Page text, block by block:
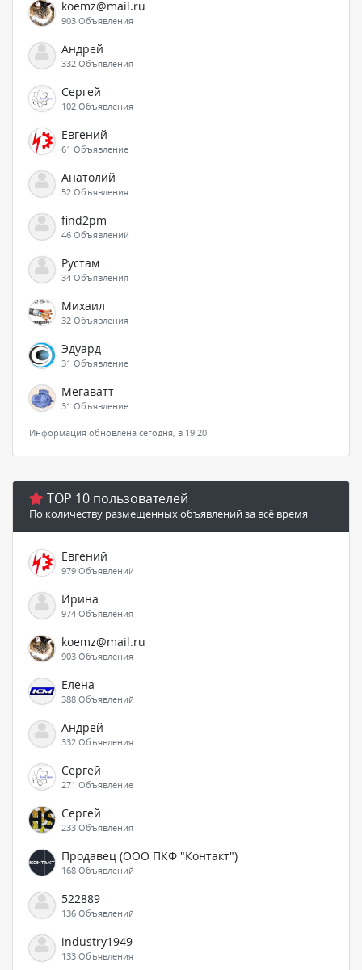
koemz@mail.ru
903 Объявления
Андрей
332 Объявления
Сергей
102 Объявления
Евгений
61 Объявление
Анатолий
52 Объявления
find2pm
46 Объявлений
Рустам
34 Объявления
Михаил
32 Объявления
Эдуард
31 Объявление
Мегаватт
31 Объявление
Информация обновлена сегодня, в 19:20
TOP 10 пользователей
По количеству размещенных объявлений за всё время
Евгений
979 Объявлений
Ирина
974 Объявления
koemz@mail.ru
903 Объявления
Елена
388 Объявлений
Андрей
332 Объявления
Сергей
271 Объявление
Сергей
233 Объявления
Продавец (ООО ПКФ "Контакт")
168 Объявлений
522889
136 Объявлений
industry1949
133 Объявления